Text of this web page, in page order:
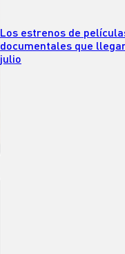
Los estrenos de
documentales que
julio